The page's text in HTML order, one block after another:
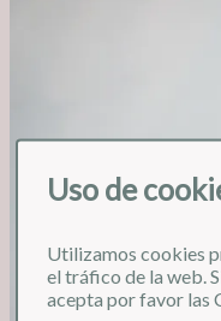
Uso de
Utilizamos cookies
el tráfico de la web.
acepta por favor las
❮